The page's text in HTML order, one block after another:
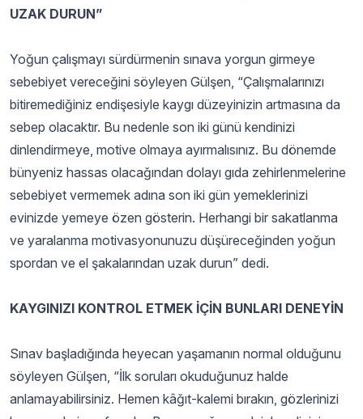
UZAK DURUN”
Yoğun çalışmayı sürdürmenin sınava yorgun girmeye
sebebiyet vereceğini söyleyen Gülşen, “Çalışmalarınızı
bitiremediğiniz endişesiyle kaygı düzeyinizin artmasına da
sebep olacaktır. Bu nedenle son iki günü kendinizi
dinlendirmeye, motive olmaya ayırmalısınız. Bu dönemde
bünyeniz hassas olacağından dolayı gıda zehirlenmelerine
sebebiyet vermemek adına son iki gün yemeklerinizi
evinizde yemeye özen gösterin. Herhangi bir sakatlanma
ve yaralanma motivasyonunuzu düşüreceğinden yoğun
spordan ve el şakalarından uzak durun” dedi.
KAYGINIZI KONTROL ETMEK İÇİN BUNLARI DENEYİN
Sınav başladığında heyecan yaşamanın normal olduğunu
söyleyen Gülşen, “İlk soruları okuduğunuz halde
anlamayabilirsiniz. Hemen kâğıt-kalemi bırakın, gözlerinizi